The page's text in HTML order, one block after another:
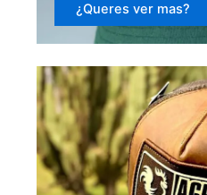
¿Queres ver mas?